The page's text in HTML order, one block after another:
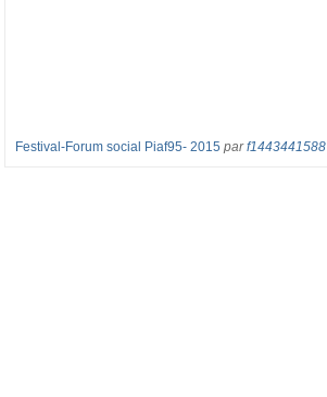
Festival-Forum social Piaf95- 2015 parf1443441588